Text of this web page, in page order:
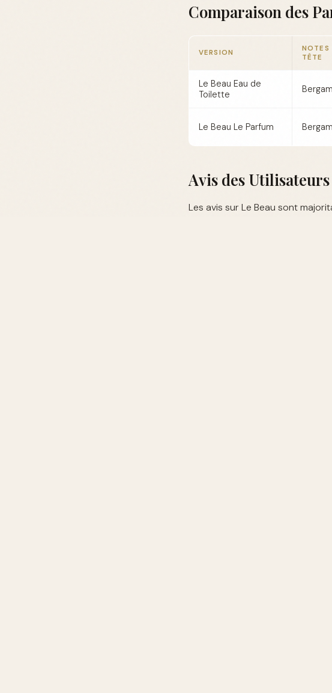
Comparaison des
VERSION
NOTES
TÊTE
Le Beau Eau de
Toilette
Le Beau Le Parfum
Avis des Utilisateurs
Les avis sur Le Beau sont